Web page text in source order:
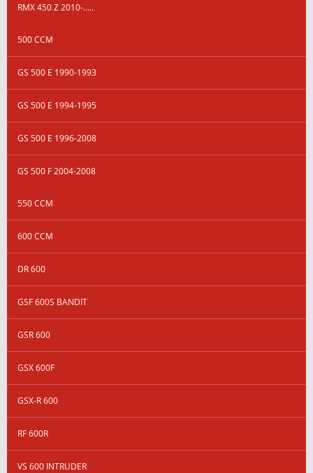
RMX 450 Z 2010-.....
500 CCM
GS 500 E 1990-1993
GS 500 E 1994-1995
GS 500 E 1996-2008
GS 500 F 2004-2008
550 CCM
600 CCM
DR 600
GSF 600S BANDIT
GSR 600
GSX 600F
GSX-R 600
RF 600R
VS 600 INTRUDER